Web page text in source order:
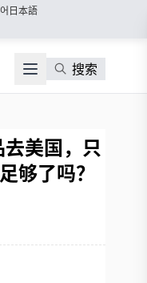
日本語
搜索
美国，只
够了吗？